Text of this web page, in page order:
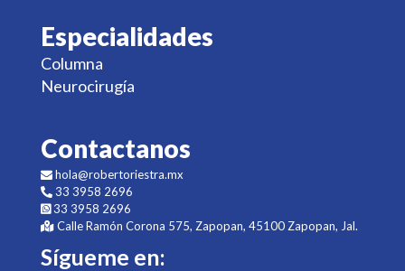
Especialidades
Columna
Neurocirugía
Contactanos
hola@robertoriestra.mx
33 3958 2696
33 3958 2696
Calle Ramón Corona 575, Zapopan, 45100 Zapopan, Jal.
Sígueme en: